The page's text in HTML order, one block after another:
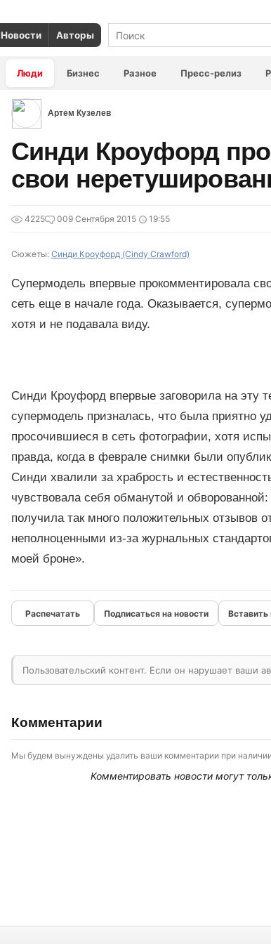
Новости Авторы
Люди Бизнес Разное Пресс-релиз
Артем Кузелев
Синди Кроуфорд
свои
4225 009 Сентября 2015 19:55
Сюжеты: Синди Кроуфорд (Cindy Crawford)
Супермодель впервые прокомментировала
сеть еще в начале года. Оказывается,
хотя и не подавала виду.
Синди Кроуфорд впервые заговорила на эту
супермодель призналась, что была приятно
просочившиеся в сеть фотографии, хотя
правда, когда в феврале снимки были
Синди хвалили за храбрость и
чувствовала себя обманутой и
получила так много положительных отзывов
неполноценными из-за журнальных
моей броне».
Подписаться на новости Вставить
Пользовательский контент. Если он нарушает ваши
Комментарии
Мы будем вынуждены удалить ваши комментарии при
Комментировать новости могут